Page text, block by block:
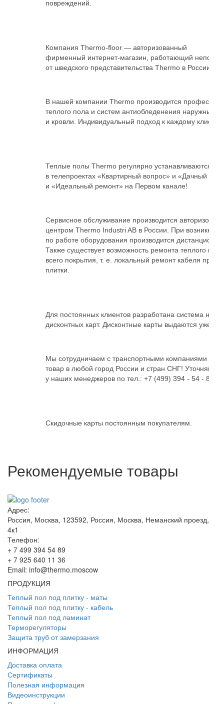
повреждений.
Компания Thermo-floor — авторизованный
фирменный интернет-магазин , работающий
от шведского представительства Thermo в России.
В нашей компании Thermo производится
теплого пола и систем антиобледенения наружных
и кровли. Индивидуальный подход к каждому клиенту.
Теплые полы Thermo регулярно устанавливаются
в телепроектах «Квартирный вопрос» и «Дачный
и «Идеальный ремонт» на Первом канале!
Сервисное обслуживание производится
центром Thermo Industri AB в России. При
по работе оборудования производится
Также существует возможность ремонта теплого
всего покрытия, т. е. локальный ремонт кабеля при
плитки.
Для постоянных клиентов разработана система
дисконтных карт. Дисконтные карты выдаются уже
Мы сотрудничаем с транспортными компаниями и
товар в любой город России и стран СНГ!
у наших менеджеров по тел.: +7 (499) 394 - 54 - 89
Скидочные карты постоянным покупателям.
Рекомендуемые товары
Адрес:
Россия, Москва, 123592, Россия, Москва, Неманский проезд,
4к1
Телефон:
+ 7 499 394 54 89
+ 7 925 640 11 36
Email: info@thermo.moscow
ПРОДУКЦИЯ
Теплый пол под плитку - маты
Теплый пол под плитку - кабель
Теплый пол под ламинат
Терморегуляторы
Защита труб от замерзания
ИНФОРМАЦИЯ
Доставка оплата
Сертификаты
Полезная информация
Видеоинструкции